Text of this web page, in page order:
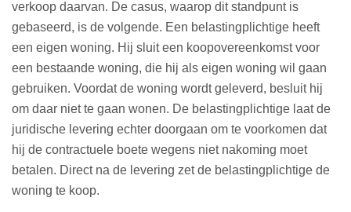
verkoop daarvan. De casus, waarop dit standpunt is
gebaseerd, is de volgende. Een belastingplichtige heeft
een eigen woning. Hij sluit een koopovereenkomst voor
een bestaande woning, die hij als eigen woning wil gaan
gebruiken. Voordat de woning wordt geleverd, besluit hij
om daar niet te gaan wonen. De belastingplichtige laat de
juridische levering echter doorgaan om te voorkomen dat
hij de contractuele boete wegens niet nakoming moet
betalen. Direct na de levering zet de belastingplichtige de
woning te koop.